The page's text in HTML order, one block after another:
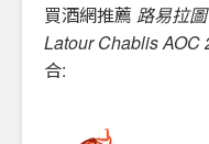
買酒網推薦 路易拉
Latour Chablis AOC
合: